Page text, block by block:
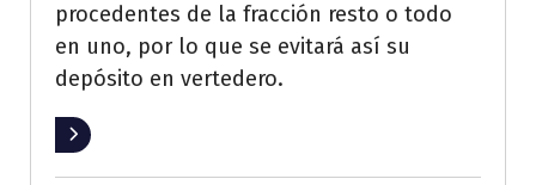
procedentes de la fracción resto o todo
en uno, por lo que se evitará así su
depósito en vertedero.
Leer más